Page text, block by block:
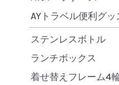
AYトラベル便利グッ
ステンレスボトル
ランチボックス
着せ替えフレーム4